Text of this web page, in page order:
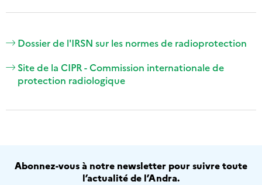
Dossier de l'IRSN sur les normes de radioprotection
Site de la CIPR - Commission internationale de
protection radiologique
Abonnez-vous à notre newsletter pour suivre toute
l’actualité de l’Andra.